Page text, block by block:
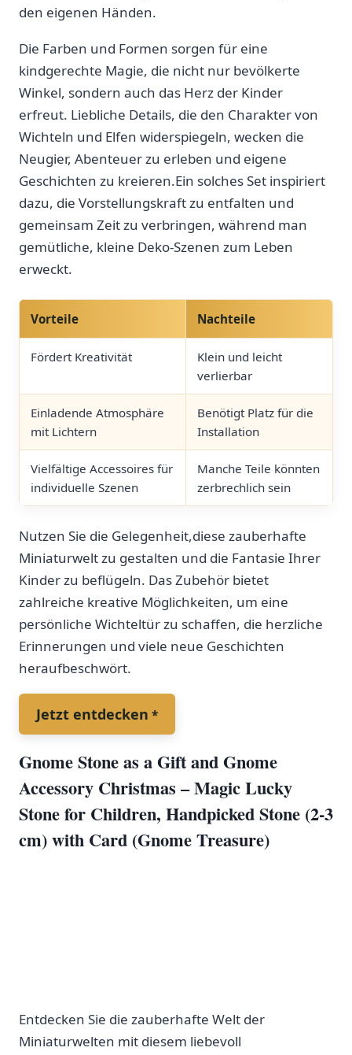
den eigenen Händen.
Die Farben und Formen sorgen für ‍eine
kindgerechte Magie, die‍ nicht nur bevölkerte
Winkel,​ sondern auch das Herz der⁣ Kinder‍
erfreut. Liebliche Details, die den Charakter von
Wichteln und Elfen widerspiegeln, wecken die
Neugier, Abenteuer zu erleben und eigene
Geschichten zu kreieren.Ein‍ solches Set inspiriert
dazu,⁤ die Vorstellungskraft zu entfalten und
⁣gemeinsam ​Zeit zu verbringen, während man
gemütliche, kleine Deko-Szenen zum Leben
erweckt.
Vorteile Nachteile
Fördert Kreativität
Klein und leicht⁣
verlierbar
Einladende Atmosphäre
mit Lichtern
Benötigt Platz für ‌die‌
Installation
Vielfältige Accessoires für
individuelle Szenen
Manche⁢ Teile könnten
zerbrechlich sein
Nutzen Sie die Gelegenheit,diese⁢ zauberhafte
Miniaturwelt zu gestalten und die Fantasie ‍Ihrer
Kinder ⁣zu beflügeln. Das ​Zubehör​ bietet
zahlreiche kreative Möglichkeiten, um eine
persönliche Wichteltür zu ‌schaffen, die herzliche
Erinnerungen und viele neue Geschichten
heraufbeschwört.
Jetzt entdecken
Gnome Stone as a​ Gift and⁢ Gnome
Accessory Christmas – Magic Lucky
Stone for Children, Handpicked Stone (2-3
cm) ‌with Card⁢ (Gnome Treasure)
Entdecken Sie die zauberhafte Welt der
Miniaturwelten mit⁤ diesem liebevoll